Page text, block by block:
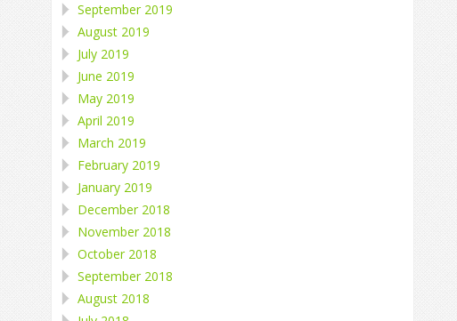
September 2019
August 2019
July 2019
June 2019
May 2019
April 2019
March 2019
February 2019
January 2019
December 2018
November 2018
October 2018
September 2018
August 2018